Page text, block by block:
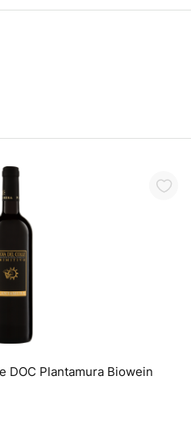
Primitivo Nera Gioia del Colle DOC Plantamura Biowein